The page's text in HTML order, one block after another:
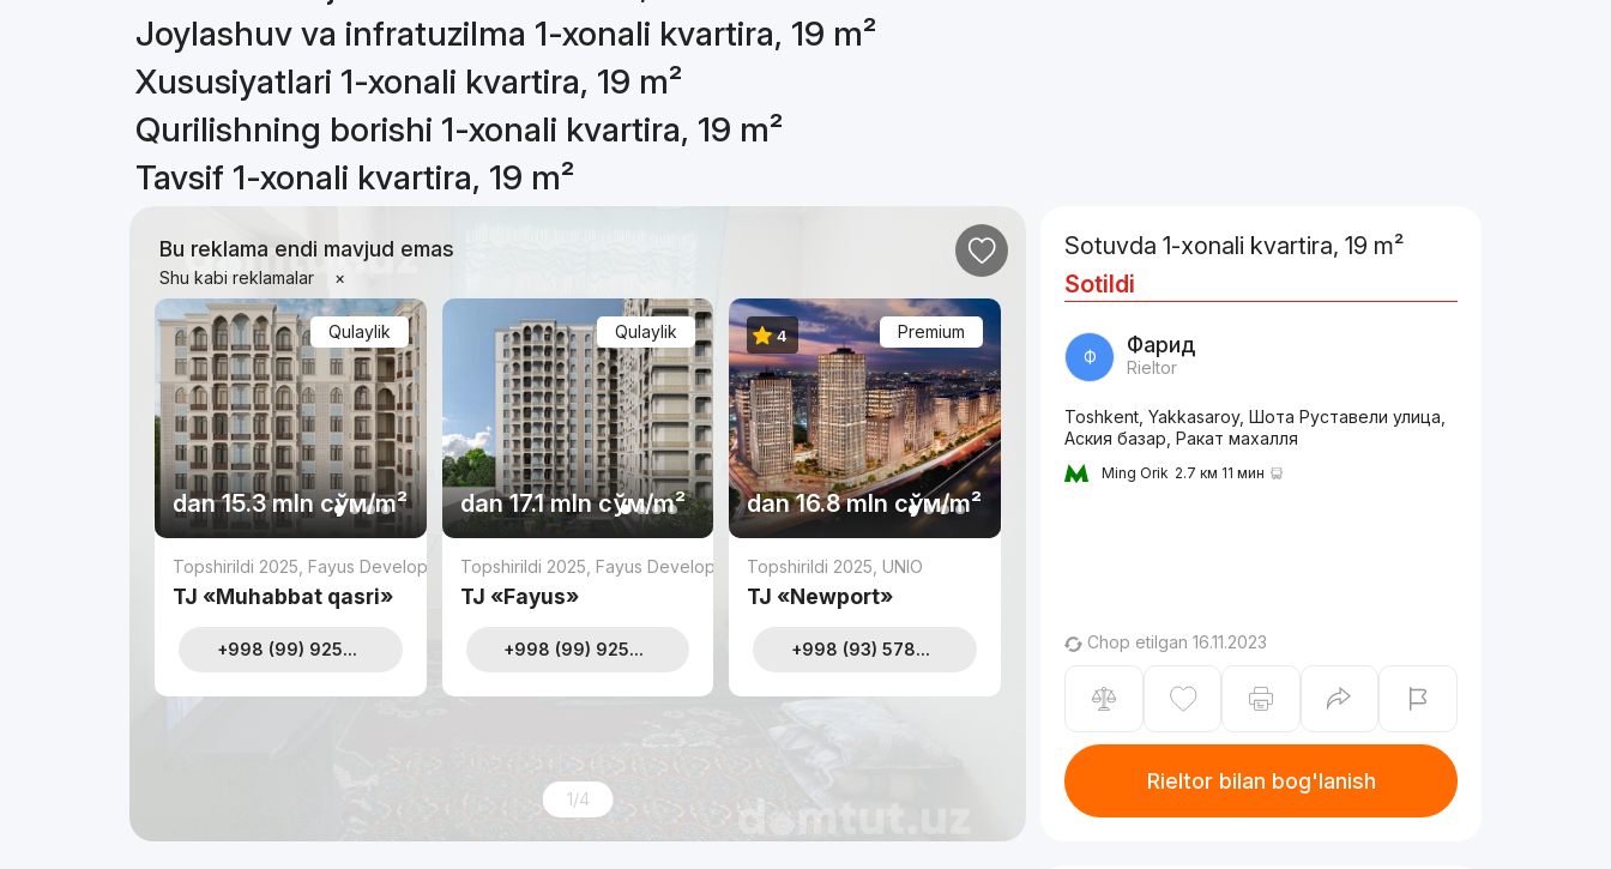
Joylashuv va infratuzilma 1-xonali kvartira, 19 m²
Xususiyatlari 1-xonali kvartira, 19 m²
Qurilishning borishi 1-xonali kvartira, 19 m²
Tavsif 1-xonali kvartira, 19 m²
Bu reklama endi mavjud emas
Shu kabi reklamalar ×
Qulaylik
dan15.3 mln сўм/m²
Topshirildi 2025 Fayus Development
TJ «Muhabbat qasri»
+998 (99) 925...
Qulaylik
dan17.1 mln сўм/m²
Topshirildi 2025 Fayus Development
TJ «Fayus»
+998 (99) 925...
Premium
dan16.8 mln сўм/m²
4
Topshirildi 2025 UNIO
TJ «Newport»
+998 (93) 578...
1/4
Sotuvda 1-xonali kvartira, 19 m²
Sotildi
Ф Фарид
Rieltor
Toshkent, Yakkasaroy, Шота Руставели улица,
Аския базар, Ракат махалля
Ming Orik 2.7 км 11 мин
Chop etilgan 16.11.2023
Rieltor bilan bog'lanish